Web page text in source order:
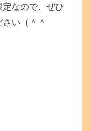
なので、ぜひ
い（＾＾